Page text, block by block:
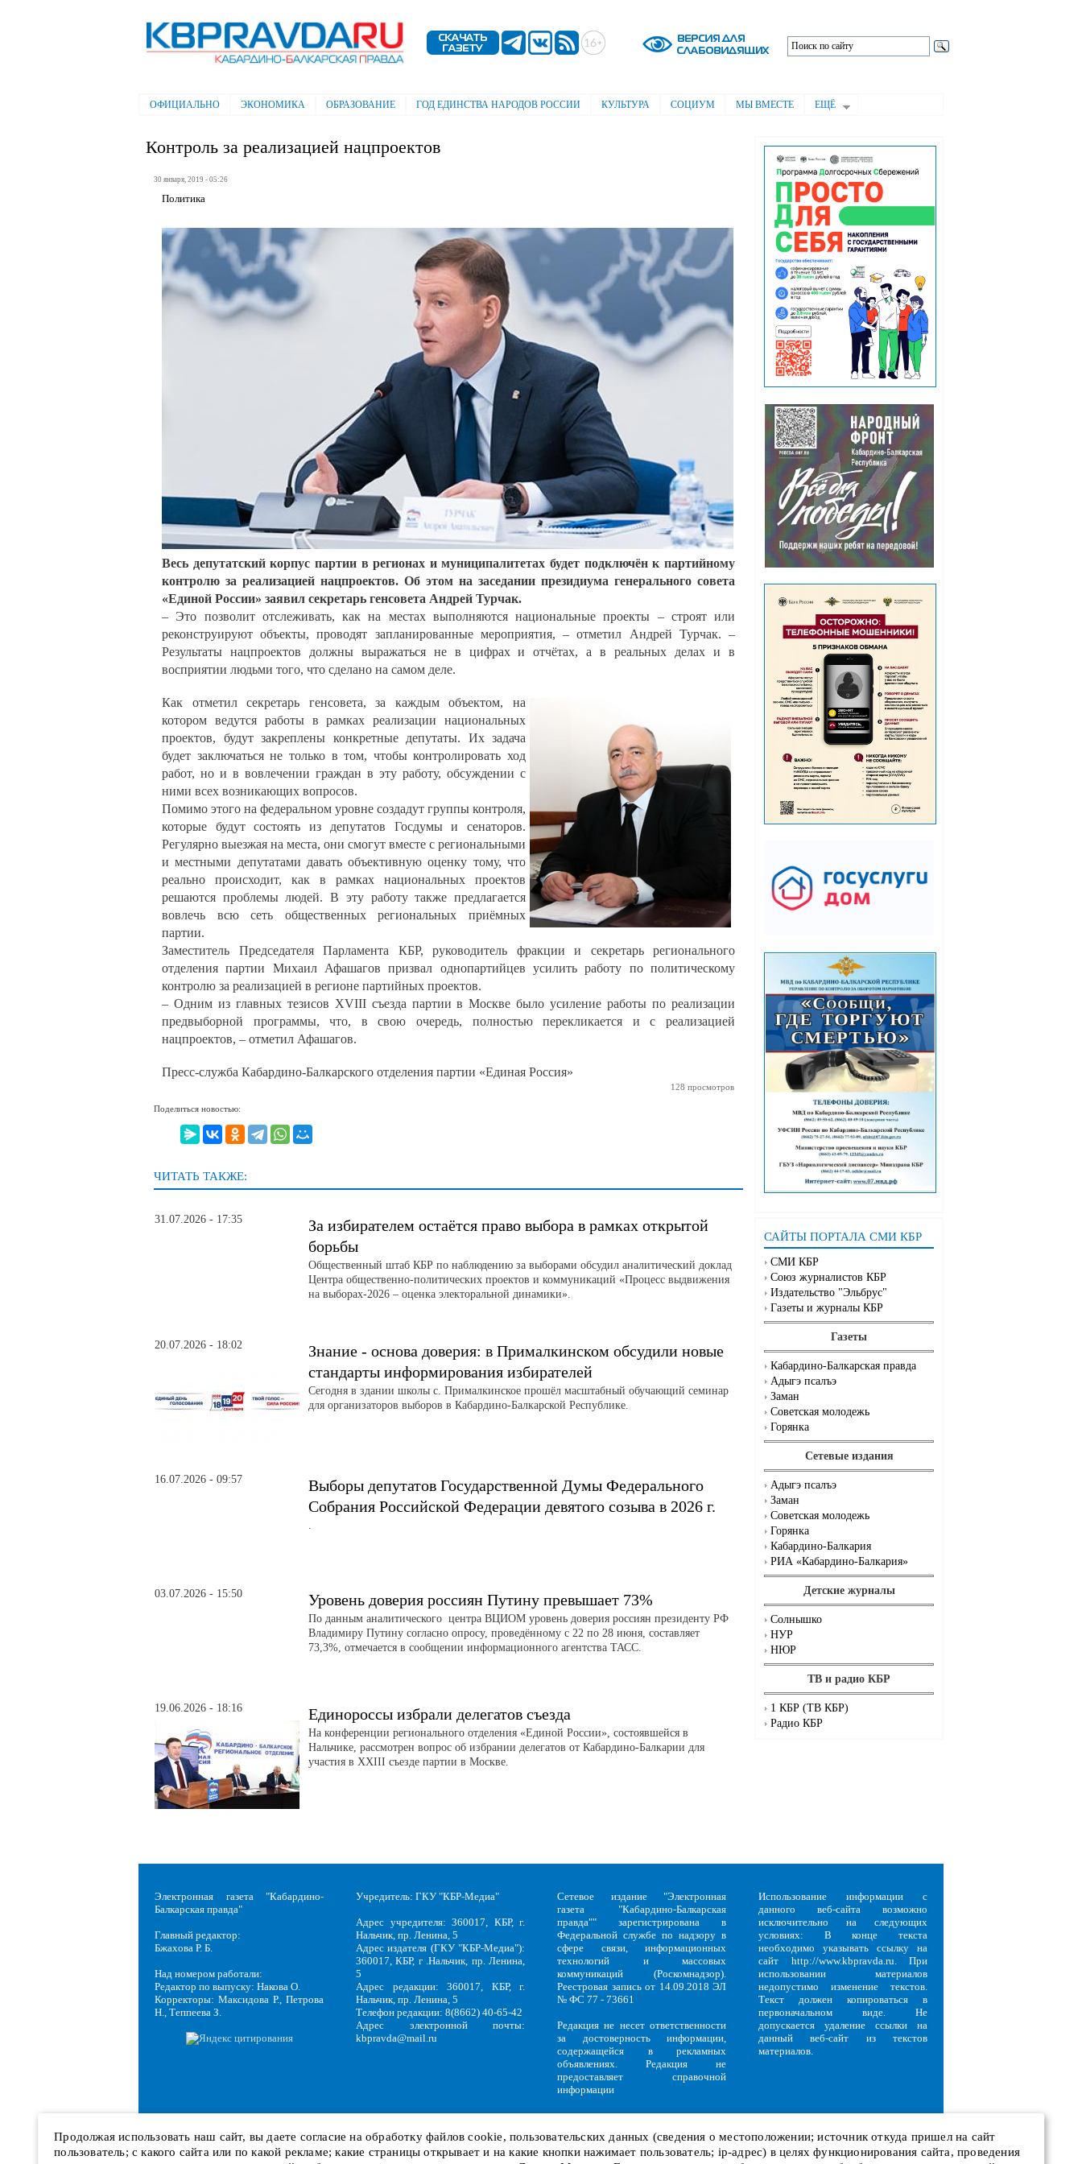
содержанию
Электронная газета "Кабардино-
Балкарская правда"
Главное меню
ОФИЦИАЛЬНО ЭКОНОМИКА ОБРАЗОВАНИЕ ГОД ЕДИНСТВА НАРОДОВ РОССИИ КУЛЬТУРА СОЦИУМ МЫ ВМЕСТЕ ЕЩЁ
САЙТЫ ПОРТАЛА СМИ КБР
СМИ КБР
Союз журналистов КБР
Издательство "Эльбрус"
Газеты и журналы КБР
Газеты
Кабардино-Балкарская правда
Адыгэ псалъэ
Заман
Советская молодежь
Горянка
Сетевые издания
Адыгэ псалъэ
Заман
Советская молодежь
Горянка
Кабардино-Балкария
РИА «Кабардино-Балкария»
Детские журналы
Солнышко
НУР
НЮР
ТВ и радио КБР
1 КБР (ТВ КБР)
Радио КБР
Контроль за реализацией нацпроектов
30 января, 2019 - 05:26
Политика
Весь депутатский корпус партии в регионах и муниципалитетах будет подключён к партийному
контролю за реализацией нацпроектов. Об этом на заседании президиума генерального совета
«Единой России» заявил секретарь генсовета Андрей Турчак.
– Это позволит отслеживать, как на местах выполняются национальные проекты – строят или
реконструируют объекты, проводят запланированные мероприятия, – отметил Андрей Турчак. –
Результаты нацпроектов должны выражаться не в цифрах и отчётах, а в реальных делах и в
восприятии людьми того, что сделано на самом деле.
Как отметил секретарь генсовета, за каждым объектом, на
котором ведутся работы в рамках реализации национальных
проектов, будут закреплены конкретные депутаты. Их задача
будет заключаться не только в том, чтобы контролировать ход
работ, но и в вовлечении граждан в эту работу, обсуждении с
ними всех возникающих вопросов.
Помимо этого на федеральном уровне создадут группы контроля,
которые будут состоять из депутатов Госдумы и сенаторов.
Регулярно выезжая на места, они смогут вместе с региональными
и местными депутатами давать объективную оценку тому, что
реально происходит, как в рамках национальных проектов
решаются проблемы людей. В эту работу также предлагается
вовлечь всю сеть общественных региональных приёмных
партии.
Заместитель Председателя Парламента КБР, руководитель фракции и секретарь регионального
отделения партии Михаил Афашагов призвал однопартийцев усилить работу по политическому
контролю за реализацией в регионе партийных проектов.
– Одним из главных тезисов XVIII съезда партии в Москве было усиление работы по реализации
предвыборной программы, что, в свою очередь, полностью перекликается и с реализацией
нацпроектов, – отметил Афашагов.
Пресс-служба Кабардино-Балкарского отделения партии «Единая Россия»
128 просмотров
Поделиться новостью:
ЧИТАТЬ ТАКЖЕ:
31.07.2026 - 17:35
За избирателем остаётся право выбора в рамках открытой
борьбы
Общественный штаб КБР по наблюдению за выборами обсудил аналитический доклад
Центра общественно-политических проектов и коммуникаций «Процесс выдвижения
на выборах-2026 – оценка электоральной динамики».
20.07.2026 - 18:02
Знание - основа доверия: в Прималкинском обсудили новые
стандарты информирования избирателей
Сегодня в здании школы с. Прималкинское прошёл масштабный обучающий семинар
для организаторов выборов в Кабардино-Балкарской Республике.
16.07.2026 - 09:57
Выборы депутатов Государственной Думы Федерального
Собрания Российской Федерации девятого созыва в 2026 г.
.
03.07.2026 - 15:50 Уровень доверия россиян Путину превышает 73%
По данным аналитического центра ВЦИОМ уровень доверия россиян президенту РФ
Владимиру Путину согласно опросу, проведённому с 22 по 28 июня, составляет
73,3%, отмечается в сообщении информационного агентства ТАСС.
19.06.2026 - 18:16 Единороссы избрали делегатов съезда
На конференции регионального отделения «Единой России», состоявшейся в
Нальчике, рассмотрен вопрос об избрании делегатов от Кабардино-Балкарии для
участия в XXIII съезде партии в Москве.
Электронная газета "Кабардино-
Балкарская правда"
Главный редактор:
Бжахова Р. Б.
Над номером работали:
Редактор по выпуску: Накова О.
Корректоры: Максидова Р., Петрова
Н., Теппеева З.
Учредитель: ГКУ "КБР-Медиа"
Адрес учредителя: 360017, КБР, г.
Нальчик, пр. Ленина, 5
Адрес издателя (ГКУ "КБР-Медиа"):
360017, КБР, г .Нальчик, пр. Ленина,
5
Адрес редакции: 360017, КБР, г.
Нальчик, пр. Ленина, 5
Телефон редакции: 8(8662) 40-65-42
Адрес электронной почты:
kbpravda@mail.ru
Сетевое издание "Электронная
газета "Кабардино-Балкарская
правда"" зарегистрирована в
Федеральной службе по надзору в
сфере связи, информационных
технологий и массовых
коммуникаций (Роскомнадзор).
Реестровая запись от 14.09.2018 ЭЛ
№ ФС 77 - 73661
Редакция не несет ответственности
за достоверность информации,
содержащейся в рекламных
объявлениях. Редакция не
предоставляет справочной
информации
Использование информации с
данного веб-сайта возможно
исключительно на следующих
условиях: В конце текста
необходимо указывать ссылку на
сайт http://www.kbpravda.ru. При
использовании материалов
недопустимо изменение текстов.
Текст должен копироваться в
первоначальном виде. Не
допускается удаление ссылки на
данный веб-сайт из текстов
материалов.
Политика обработки персональных данныхиПолитика конфиденциальности
Продолжая использовать наш сайт, вы даете согласие на обработку файловcookie, пользовательских данных (сведения о местоположении; источник откуда пришел на сайт
пользователь; с какого сайта или по какой рекламе; какие страницы открывает и на какие кнопки нажимает пользователь; ip-адрес) в целях функционирования сайта, проведения